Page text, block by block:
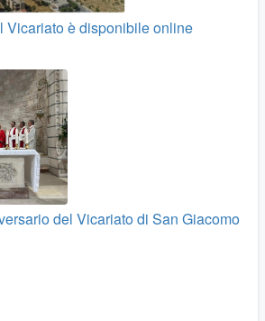
Vicariato è disponibile online
del Vicariato di San Giacomo